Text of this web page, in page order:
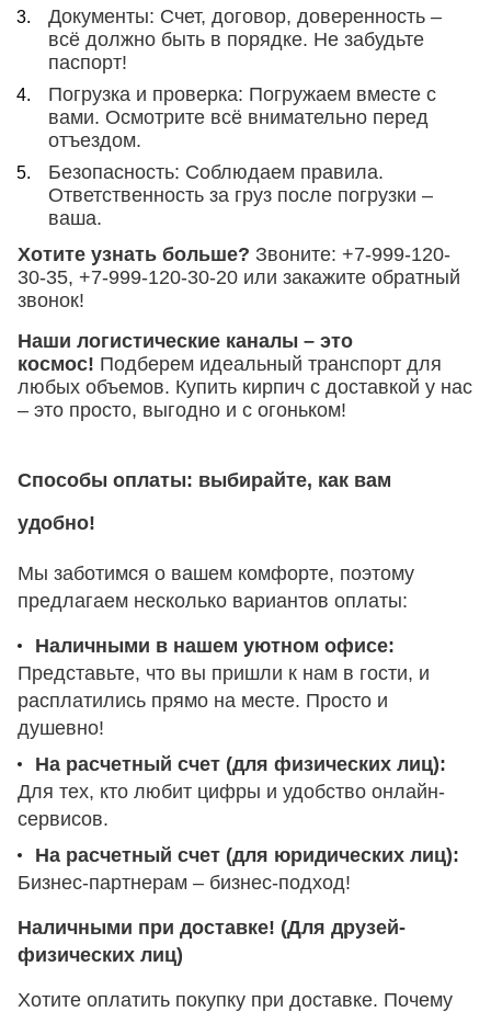
Документы: Счет, договор, доверенность –
всё должно быть в порядке. Не забудьте
паспорт!
Погрузка и проверка: Погружаем вместе с
вами. Осмотрите всё внимательно перед
отъездом.
Безопасность: Соблюдаем правила.
Ответственность за груз после погрузки –
ваша.
Хотите узнать больше? Звоните: +7-999-120-
30-35, +7-999-120-30-20 или закажите обратный
звонок!
Наши логистические каналы – это
космос! Подберем идеальный транспорт для
любых объемов. Купить кирпич с доставкой у нас
– это просто, выгодно и с огоньком!
Способы оплаты: выбирайте, как вам
удобно!
Мы заботимся о вашем комфорте, поэтому
предлагаем несколько вариантов оплаты:
Наличными в нашем уютном офисе:
Представьте, что вы пришли к нам в гости, и
расплатились прямо на месте. Просто и
душевно!
На расчетный счет (для физических лиц):
Для тех, кто любит цифры и удобство онлайн-
сервисов.
На расчетный счет (для юридических лиц):
Бизнес-партнерам – бизнес-подход!
Наличными при доставке! (Для друзей-
физических лиц)
Хотите оплатить покупку при доставке. Почему